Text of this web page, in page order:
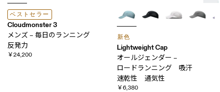
ベストセラー
Cloudmonster 3
メンズ – 毎日の​ランニング
反発力
￥24,200
新色
Lightweight Cap
オールジェンダー –
ロードランニング 吸汗​
速乾性 ​通気性
￥6,380